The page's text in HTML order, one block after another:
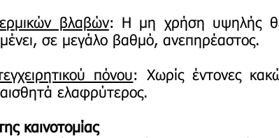
βλαβών: Η μη χρήση υψηλής
μένει, σε μεγάλο βαθμό, ανεπηρέαστος.
πόνου: Χωρίς έντονες
αισθητά ελαφρύτερος.
καινοτομίας